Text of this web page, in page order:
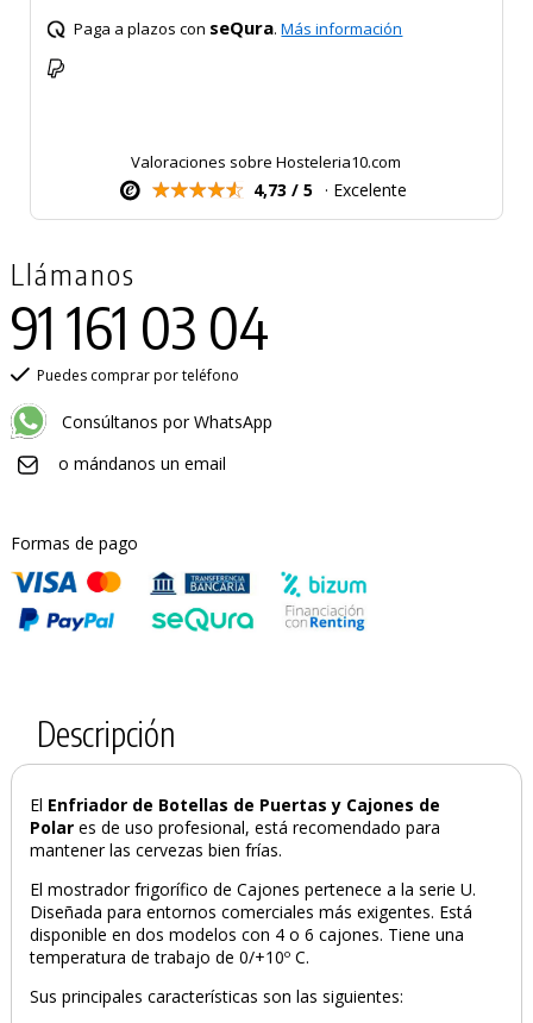
Paga a plazos con seQura.Más información
Valoraciones sobre Hosteleria10.com
4,73 / 5 · Excelente
Llámanos
91 161 03 04
Puedes comprar por teléfono
Consúltanos por WhatsApp
o mándanos un email
Formas de pago
Descripción
El Enfriador de Botellas de Puertas y Cajones de
Polar es de uso profesional, está recomendado para
mantener las cervezas bien frías.
El mostrador frigorífico de Cajones pertenece a la serie U.
Diseñada para entornos comerciales más exigentes. Está
disponible en dos modelos con 4 o 6 cajones. Tiene una
temperatura de trabajo de 0/+10º C.
Sus principales características son las siguientes: